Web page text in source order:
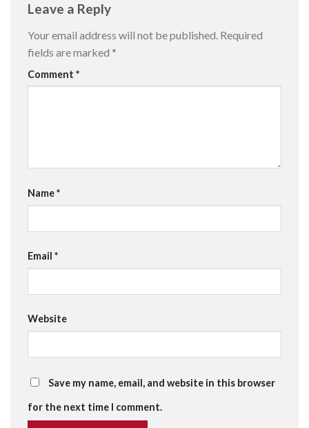
Leave a Reply
Your email address will not be published. Required
fields are marked *
Comment *
Name*
Email *
Website
Save my name, email, and website in this browser
for the next time I comment.